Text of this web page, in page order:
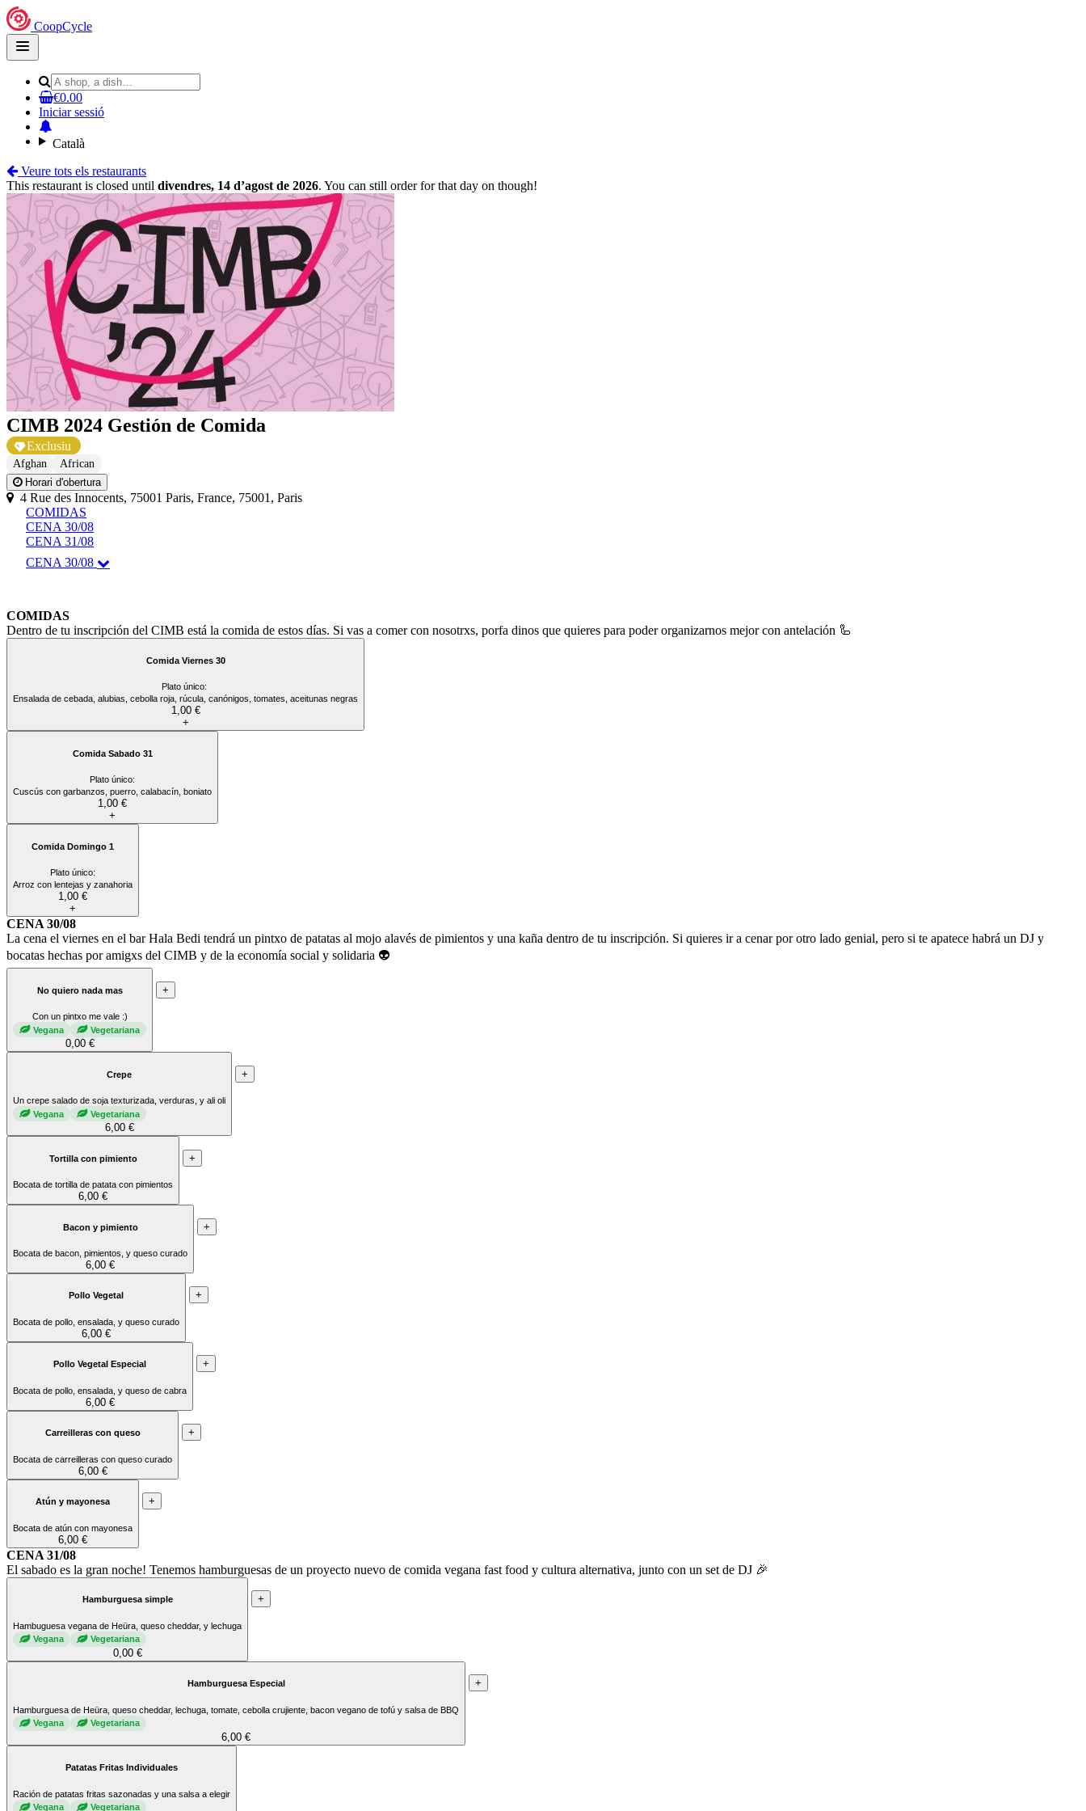
CoopCycle
Open
main
€0.00
Iniciar sessió
Català
Veure tots els restaurants
This restaurant is closed until divendres, 14 d’agost de 2026. You can still order for that day on though!
CIMB 2024 Gestión de Comida
Exclusiu
Afghan
African
Horari d'obertura
4 Rue des Innocents, 75001 Paris, France, 75001, Paris
COMIDAS
CENA 30/08
CENA 31/08
CENA 30/08
COMIDAS
Dentro de tu inscripción del CIMB está la comida de estos días. Si vas a comer con nosotrxs, porfa dinos que quieres para poder organizarnos mejor con antelación 🦾
Comida Viernes 30
Plato único:
Ensalada de cebada, alubias, cebolla roja, rúcula, canónigos, tomates, aceitunas negras
1,00 €
+
Comida Sabado 31
Plato único:
Cuscús con garbanzos, puerro, calabacín, boniato
1,00 €
+
Comida Domingo 1
Plato único:
Arroz con lentejas y zanahoria
1,00 €
+
CENA 30/08
La cena el viernes en el bar Hala Bedi tendrá un pintxo de patatas al mojo alavés de pimientos y una kaña dentro de tu inscripción. Si quieres ir a cenar por otro lado genial, pero si te apatece habrá un DJ y
bocatas hechas por amigxs del CIMB y de la economía social y solidaria 👽
No quiero nada mas
Con un pintxo me vale :)
Vegana
Vegetariana
0,00 €
+
Crepe
Un crepe salado de soja texturizada, verduras, y ali oli
Vegana
Vegetariana
6,00 €
+
Tortilla con pimiento
Bocata de tortilla de patata con pimientos
6,00 €
+
Bacon y pimiento
Bocata de bacon, pimientos, y queso curado
6,00 €
+
Pollo Vegetal
Bocata de pollo, ensalada, y queso curado
6,00 €
+
Pollo Vegetal Especial
Bocata de pollo, ensalada, y queso de cabra
6,00 €
+
Carreilleras con queso
Bocata de carreilleras con queso curado
6,00 €
+
Atún y mayonesa
Bocata de atún con mayonesa
6,00 €
+
CENA 31/08
El sabado es la gran noche! Tenemos hamburguesas de un proyecto nuevo de comida vegana fast food y cultura alternativa, junto con un set de DJ 🎉
Hamburguesa simple
Hambuguesa vegana de Heüra, queso cheddar, y lechuga
Vegana
Vegetariana
0,00 €
+
Hamburguesa Especial
Hamburguesa de Heüra, queso cheddar, lechuga, tomate, cebolla crujiente, bacon vegano de tofú y salsa de BBQ
Vegana
Vegetariana
6,00 €
+
Patatas Fritas Individuales
Ración de patatas fritas sazonadas y una salsa a elegir
Vegana
Vegetariana